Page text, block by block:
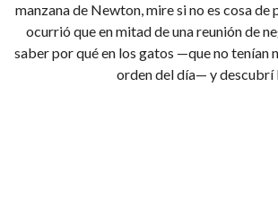
manzana de Newton, mire si no es cosa de
ocurrió que en mitad de una reunión de
saber por qué en los gatos —que no tenían
orden del día— y descubrí